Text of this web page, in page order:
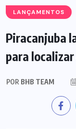
LANÇAMENTOS
Piracanjuba
para
POR BHB TEAM